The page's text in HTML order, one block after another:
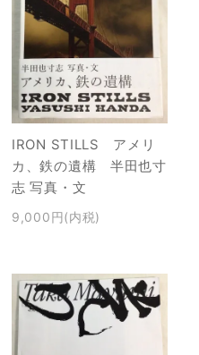
IRON STILLS アメリ
カ、鉄の遺構 半田也寸
志 写真・文
9,000円(内税)